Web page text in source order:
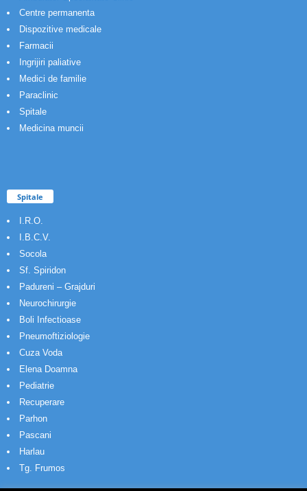
Centre permanenta
Dispozitive medicale
Farmacii
Ingrijiri paliative
Medici de familie
Paraclinic
Spitale
Medicina muncii
Spitale
I.R.O.
I.B.C.V.
Socola
Sf. Spiridon
Padureni – Grajduri
Neurochirurgie
Boli Infectioase
Pneumoftiziologie
Cuza Voda
Elena Doamna
Pediatrie
Recuperare
Parhon
Pascani
Harlau
Tg. Frumos